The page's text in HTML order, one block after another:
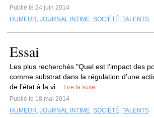
Publié le 24 juin 2014
HUMEUR, JOURNAL INTIME, SOCIÉTÉ, TALENTS
Essai
Les plus recherchés "Quel est l’impact des
comme substrat dans la régulation d’une
de l’état à la vi...
Lire la suite
Publié le 18 mai 2014
HUMEUR, JOURNAL INTIME, SOCIÉTÉ, TALENTS